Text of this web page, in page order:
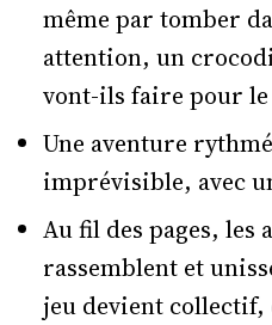
même par tomber
attention, un
vont-ils faire pour
Une aventure
imprévisible, avec
Au fil des pages, les
rassemblent et
jeu devient collectif,